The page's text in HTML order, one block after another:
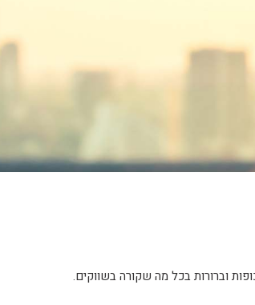
וברורות בכל מה שקורה בשווקים.